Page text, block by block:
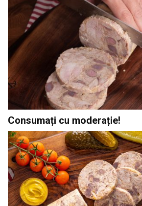
Consumați cu moderație!